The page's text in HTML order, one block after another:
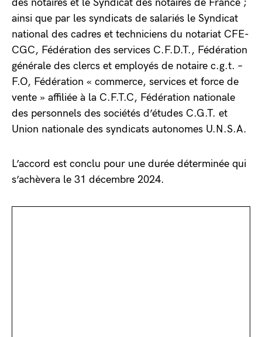
des notaires et le Syndicat des notaires de France ;
ainsi que par les syndicats de salariés le Syndicat
national des cadres et techniciens du notariat CFE-
CGC, Fédération des services C.F.D.T., Fédération
générale des clercs et employés de notaire c.g.t. –
F.O, Fédération « commerce, services et force de
vente » affiliée à la C.F.T.C, Fédération nationale
des personnels des sociétés d’études C.G.T. et
Union nationale des syndicats autonomes U.N.S.A.
L’accord est conclu pour une durée déterminée qui
s’achèvera le 31 décembre 2024.